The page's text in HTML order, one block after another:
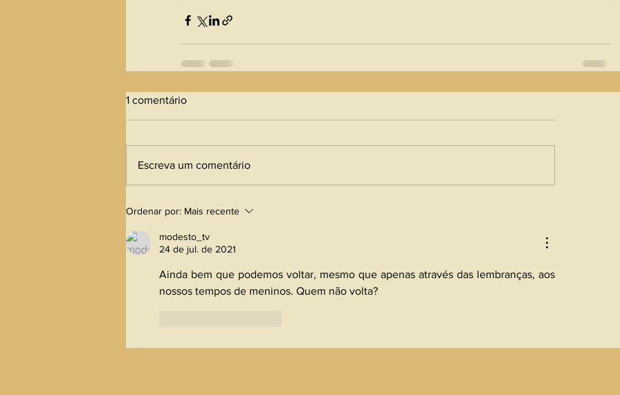
1 comentário
Escreva um comentário
Ordenar por: Mais recente
modesto_tv
24 de jul. de 2021
Ainda bem que podemos voltar, mesmo que apenas através das lembranças, aos
nossos tempos de meninos. Quem não volta?